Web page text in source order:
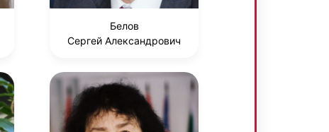
Белов
Сергей Александрович